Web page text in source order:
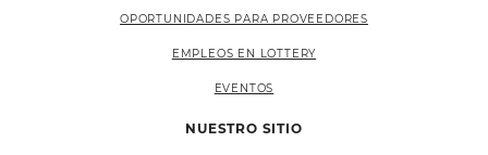
OPORTUNIDADES PARA PROVEEDORES
EMPLEOS EN LOTTERY
EVENTOS
NUESTRO SITIO